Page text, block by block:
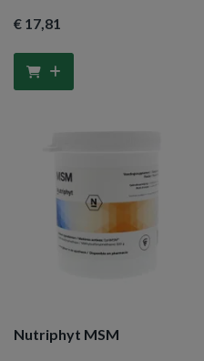
€ 17,81
Nutriphyt MSM